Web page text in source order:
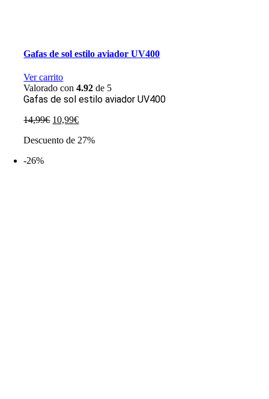
Gafas de sol estilo aviador UV400
Ver carrito
Valorado con4.92 de 5
Gafas de sol estilo aviador UV400
14,99€ El
original
10,99€El
actual
Descuento de 27%
-26%